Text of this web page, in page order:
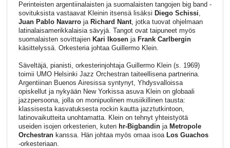
Perinteisten argentiinalaisten ja suomalaisten tangojen big band -
sovituksista vastaavat Kleinin itsensä lisäksi Diego Schissi,
Juan Pablo Navarro jaRichard Nant, jotka tuovat ohjelmaan
latinalaisamerikkalaisia sävyjä. Tangot ovat taipuneet myös
suomalaisten sovittajien Kari Ikosenja Frank Carlbergin
käsittelyssä. Orkesteria johtaa Guillermo Klein.
Säveltäjä, pianisti, orkesterinjohtaja Guillermo Klein (s. 1969)
toimii UMO Helsinki Jazz Orchestran taiteellisena partnerina.
Argentiinan Buenos Airesissa syntynyt, Yhdysvalloissa
opiskellut ja nykyään New Yorkissa asuva Klein on globaali
jazzpersoona, jolla on monipuolinen musiikillinen tausta:
klassisesta kasvatuksesta rockin kautta jazztutkintoon,
latinovaikutteita unohtamatta. Klein on tehnyt yhteistyötä
useiden isojen orkesterien, kuten hr-Bigbandinja Metropole
Orchestrankanssa. Hän johtaa myös omaa isoa Los Guachos
-orkesteriaan.